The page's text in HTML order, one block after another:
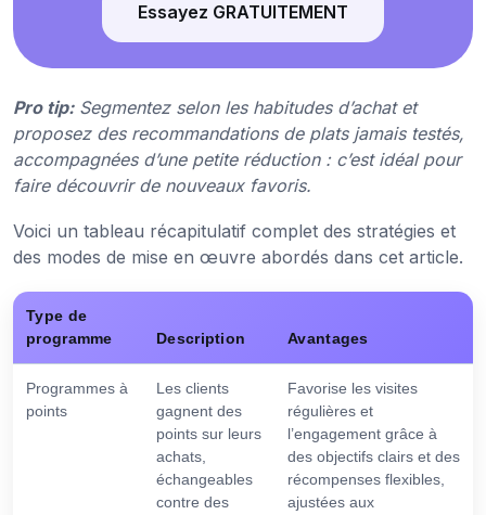
Essayez GRATUITEMENT
Pro tip: Segmentez selon les habitudes d’achat et
proposez des recommandations de plats jamais testés,
accompagnées d’une petite réduction : c’est idéal pour
faire découvrir de nouveaux favoris.
Voici un tableau récapitulatif complet des stratégies et
des modes de mise en œuvre abordés dans cet article.
Type de
programme
Description Avantages
Programmes à
points
Les clients
gagnent des
points sur leurs
achats,
échangeables
contre des
Favorise les visites
régulières et
l’engagement grâce à
des objectifs clairs et des
récompenses flexibles,
ajustées aux